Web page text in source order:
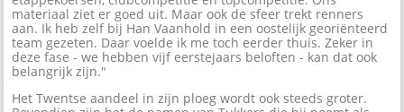
materiaal ziet er goed uit. Maar ook de sfeer trekt renners
aan. Ik heb zelf bij Han Vaanhold in een oostelijk georiënteerd
team gezeten. Daar voelde ik me toch eerder thuis. Zeker in
deze fase - we hebben vijf eerstejaars beloften - kan dat ook
belangrijk zijn."
Het Twentse aandeel in zijn ploeg wordt ook steeds groter.